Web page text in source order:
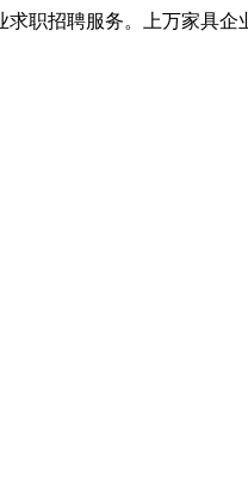
职招聘服务。上万家具